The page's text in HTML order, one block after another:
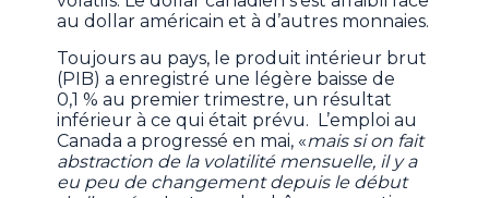
au dollar américain et à d’autres monnaies.
Toujours au pays, le produit intérieur brut
(PIB) a enregistré une légère baisse de
0,1 % au premier trimestre, un résultat
inférieur à ce qui était prévu. L’emploi au
Canada a progressé en mai, «mais si on fait
abstraction de la volatilité mensuelle, il y a
eu peu de changement depuis le début